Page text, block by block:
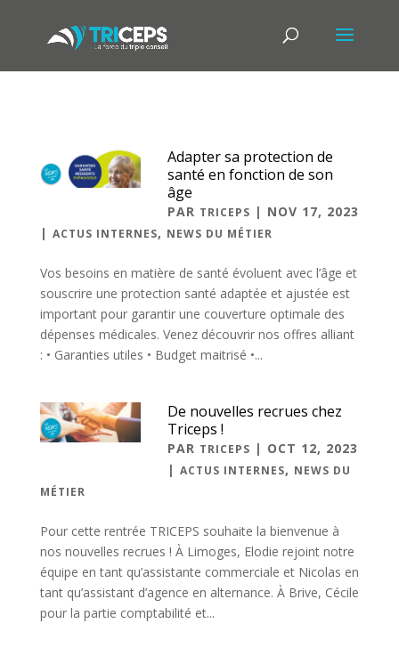
Adapter sa protection de
santé en fonction de son
âge
PAR TRICEPS | NOV 17, 2023
| ACTUS INTERNES, NEWS DU MÉTIER
Vos besoins en matière de santé évoluent avec l’âge et
souscrire une protection santé adaptée et ajustée est
important pour garantir une couverture optimale des
dépenses médicales. Venez découvrir nos offres alliant
: • Garanties utiles • Budget maitrisé •...
De nouvelles recrues chez
Triceps !
PAR TRICEPS | OCT 12, 2023
|ACTUS INTERNES, NEWS DU
MÉTIER
Pour cette rentrée TRICEPS souhaite la bienvenue à
nos nouvelles recrues ! À Limoges, Elodie rejoint notre
équipe en tant qu’assistante commerciale et Nicolas en
tant qu’assistant d’agence en alternance. À Brive, Cécile
pour la partie comptabilité et...